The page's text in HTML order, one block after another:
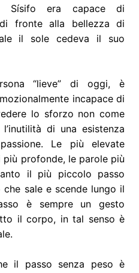
Sísifo era capace di
fronte alla bellezza di
il sole cedeva il suo
“lieve” di oggi, è
incapace di
lo sforzo non come
di una esistenza
Le più elevate
profonde, le parole più
il più piccolo passo
che sale e scende lungo il
è sempre un gesto
il corpo, in tal senso è
il passo senza peso è